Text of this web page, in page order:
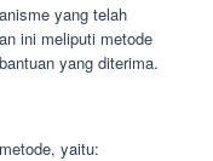
yang telah
ini meliputi metode
yang diterima.
yaitu: